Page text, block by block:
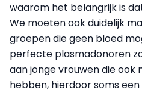
waarom het belangrijk is
We moeten ook duidelijk
groepen die geen bloed
perfecte plasmadonoren
aan jonge vrouwen die ook
hebben, hierdoor soms